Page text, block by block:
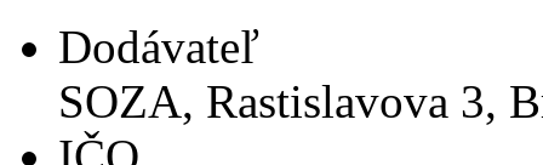
Dodávateľ
SOZA, Rastislavova 3,